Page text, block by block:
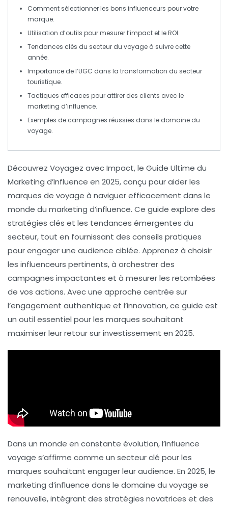
Comment sélectionner les bons influenceurs pour votre
marque.
Utilisation d’outils pour mesurerl’impact et leROI.
Tendances clés du secteur du voyage à suivre cette
année.
Importance del’UGC dans la transformation du secteur
touristique.
Tactiques efficaces pour attirer des clients avec le
marketing d’influence.
Exemples de campagnes réussies dans le domaine du
voyage.
Découvrez Voyagez avec Impact, le Guide Ultime du
Marketing d’Influence en 2025, conçu pour aider les
marques de voyage à naviguer efficacement dans le
monde du marketing d’influence. Ce guide explore des
stratégies clés et les tendances émergentes du
secteur, tout en fournissant des conseils pratiques
pour engager une audience ciblée. Apprenez à choisir
les influenceurs pertinents, à orchestrer des
campagnes impactantes et à mesurer les retombées
de vos actions. Avec une approche centrée sur
l’engagement authentique et l’innovation, ce guide est
un outil essentiel pour les marques souhaitant
maximiser leur retour sur investissement en 2025.
Dans un monde en constante évolution, l’influence
voyage s’affirme comme un secteur clé pour les
marques souhaitant engager leur audience. En 2025, le
marketing d’influence dans le domaine du voyage se
renouvelle, intégrant des stratégies novatrices et des